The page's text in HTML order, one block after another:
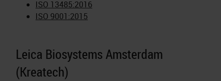
ISO 13485:2016
ISO 9001:2015
Leica Biosystems Amsterdam
(Kreatech)